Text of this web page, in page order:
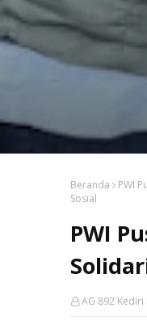
Beranda PWI
Sosial
PWI
AG 892 Kediri